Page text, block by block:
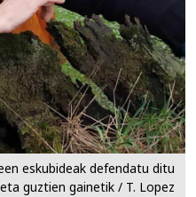
eskubideak defendatu ditu
guztien gainetik / T. Lopez